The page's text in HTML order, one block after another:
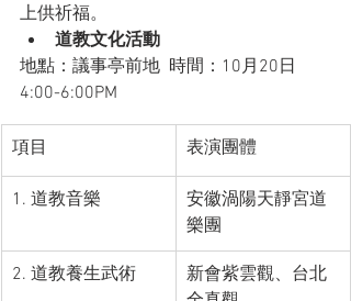
上供祈福。
道教文化活動
地點：議事亭前地  時間：10月20日
4:00-6:00PM
項目 表演團體
1. 道教音樂
安徽渦陽天靜宮道
樂團
2. 道教養生武術
新會紫雲觀、台北